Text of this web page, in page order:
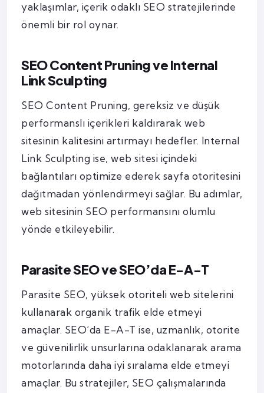
yaklaşımlar, içerik odaklı SEO stratejilerinde
önemli bir rol oynar.
SEO Content Pruning ve Internal
Link Sculpting
SEO Content Pruning, gereksiz ve düşük
performanslı içerikleri kaldırarak web
sitesinin kalitesini artırmayı hedefler. Internal
Link Sculpting ise, web sitesi içindeki
bağlantıları optimize ederek sayfa otoritesini
dağıtmadan yönlendirmeyi sağlar. Bu adımlar,
web sitesinin SEO performansını olumlu
yönde etkileyebilir.
Parasite SEO ve SEO’da E-A-T
Parasite SEO, yüksek otoriteli web sitelerini
kullanarak organik trafik elde etmeyi
amaçlar. SEO’da E-A-T ise, uzmanlık, otorite
ve güvenilirlik unsurlarına odaklanarak arama
motorlarında daha iyi sıralama elde etmeyi
amaçlar. Bu stratejiler, SEO çalışmalarında